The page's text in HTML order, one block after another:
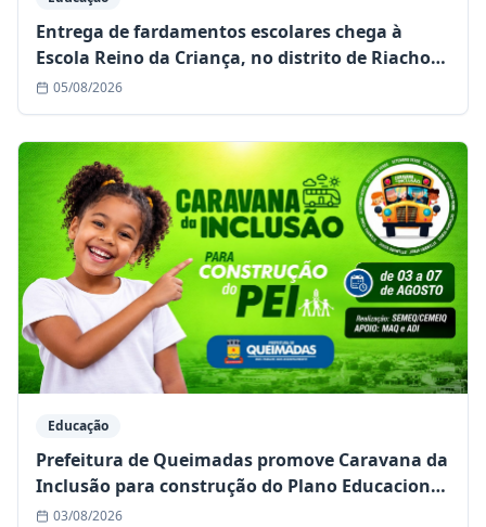
Entrega de fardamentos escolares chega à
Escola Reino da Criança, no distrito de Riacho
da Onça
05/08/2026
Educação
Prefeitura de Queimadas promove Caravana da
Inclusão para construção do Plano Educacional
Individualizado (PEI)
03/08/2026